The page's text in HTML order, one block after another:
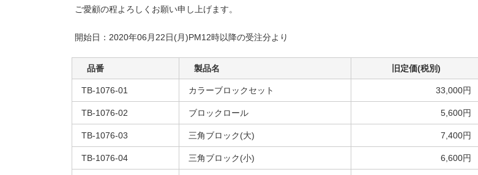
ご愛顧の程よろしくお願い申し上げます。
開始日：2020年06月22日(月)PM12時以降の受注分より
品番 製品名 旧定価(税別)
TB-1076-01 カラーブロックセット 33,000円
TB-1076-02 ブロックロール 5,600円
TB-1076-03 三角ブロック(大) 7,400円
TB-1076-04 三角ブロック(小) 6,600円